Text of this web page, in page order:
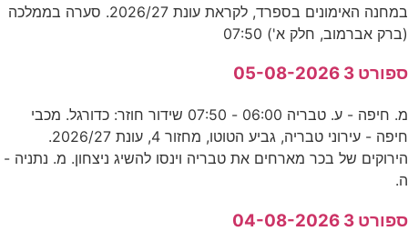
במחנה האימונים בספרד, לקראת עונת 2026/27. סערה בממלכה
(ברק אברמוב, חלק א') 07:50
ספורט 3 05-08-2026
מ. חיפה - ע. טבריה 06:00 - 07:50 שידור חוזר: כדורגל. מכבי
חיפה - עירוני טבריה, גביע הטוטו, מחזור 4, עונת 2026/27.
הירוקים של בכר מארחים את טבריה וינסו להשיג ניצחון. מ. נתניה -
ה.
ספורט 3 04-08-2026